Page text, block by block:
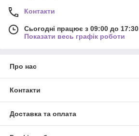
Контакти
Сьогодні працює з 09:00 до 17:30
Показати весь графік роботи
Про нас
Контакти
Доставка та оплата